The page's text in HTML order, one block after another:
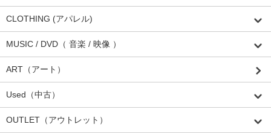
CLOTHING (アパレル)
MUSIC / DVD（ 音楽 / 映像 ）
ART（アート）
Used（中古）
OUTLET（アウトレット）